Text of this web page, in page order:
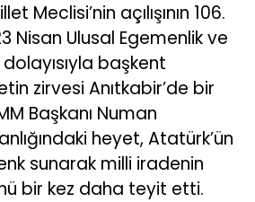
Meclisi’nin açılışının 106.
Nisan Ulusal Egemenlik ve
başkent
zirvesi Anıtkabir’de bir
Başkanı Numan
heyet, Atatürk’ün
sunarak milli iradenin
bir kez daha teyit etti.